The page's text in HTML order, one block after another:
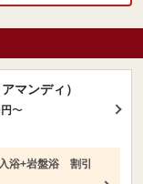
マンディ）
〜
浴+岩盤浴 割引